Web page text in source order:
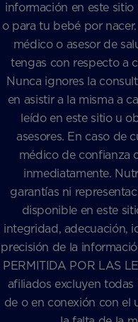
información en este
o para tu bebé por
médico o asesor de
tengas con respecto a
Nunca ignores la
en asistir a la misma a
leído en este sitio u
asesores. En caso de
médico de confianza
inmediatamente.
garantías ni
disponible en este
integridad, adecuación,
precisión de la
PERMITIDA POR LAS
afiliados excluyen
de o en conexión con el